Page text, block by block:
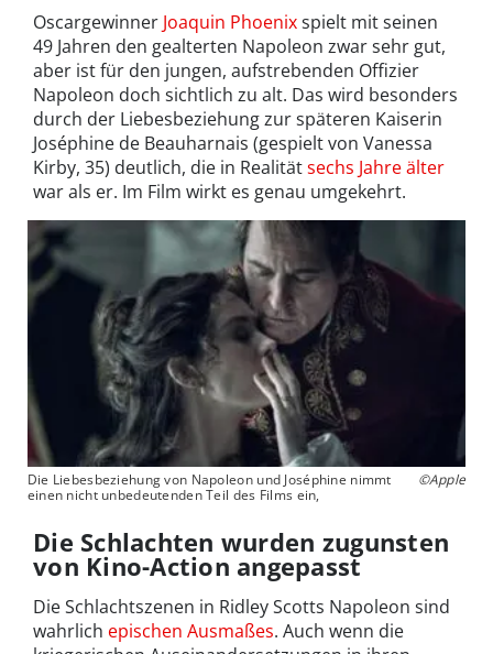
Oscargewinner Joaquin Phoenixspielt mit seinen
49 Jahren den gealterten Napoleon zwar sehr gut,
aber ist für den jungen, aufstrebenden Offizier
Napoleon doch sichtlich zu alt. Das wird besonders
durch der Liebesbeziehung zur späteren Kaiserin
Joséphine de Beauharnais (gespielt von Vanessa
Kirby, 35) deutlich, die in Realitätsechs Jahre älter
war als er. Im Film wirkt es genau umgekehrt.
Die Liebesbeziehung von Napoleon und Joséphine nimmt
einen nicht unbedeutenden Teil des Films ein,
©Apple
Die Schlachten wurden zugunsten
von Kino-Action angepasst
Die Schlachtszenen in Ridley Scotts Napoleon sind
wahrlich epischen Ausmaßes. Auch wenn die